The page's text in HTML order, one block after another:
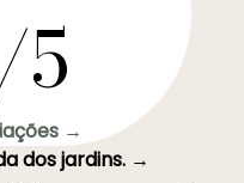
→
dos jardins. →